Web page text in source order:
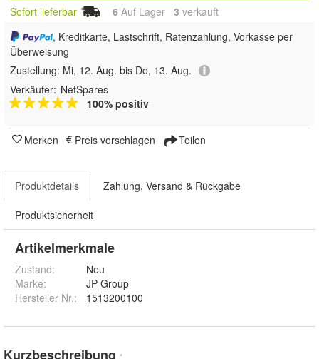
Sofort lieferbar 6 Auf Lager 3 verkauft
, Kreditkarte, Lastschrift, Ratenzahlung, Vorkasse per
Überweisung
Zustellung: Mi, 12. Aug. bis Do, 13. Aug.
Verkäufer: NetSpares
100% positiv
Merken Preis vorschlagen Teilen
Produktdetails Zahlung, Versand & Rückgabe
Produktsicherheit
Artikelmerkmale
Zustand:
Neu
Marke:
JP Group
Hersteller Nr.:
1513200100
Kurzbeschreibung *